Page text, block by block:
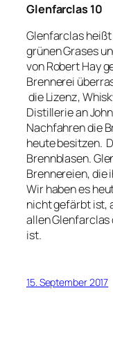
Glenfarclas 10
Glenfarclas
grünen Grases
von Robert Hay
Brennerei
die Lizenz,
Distillerie an
Nachfahren die
heute besitzen.
Brennblasen.
Brennereien, die
Wir haben es
nicht gefärbt ist,
allen Glenfarclas
ist.
15. September 2017